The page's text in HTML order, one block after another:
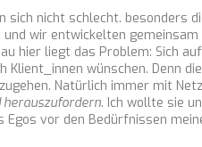
sich nicht schlecht. besonders
wir entwickelten gemeinsam
hier liegt das Problem: Sich
Klient_innen wünschen. Denn
Natürlich immer mit
herauszufordern. Ich wollte sie
vor den Bedürfnissen